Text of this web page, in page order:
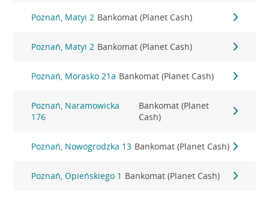
Poznań, Matyi 2 Bankomat (Planet Cash)
Poznań, Matyi 2 Bankomat (Planet Cash)
Poznań, Morasko 21a Bankomat (Planet Cash)
Poznań, Naramowicka
176
Bankomat (Planet
Cash)
Poznań, Nowogrodzka 13 Bankomat (Planet Cash)
Poznań, Opieńskiego 1 Bankomat (Planet Cash)